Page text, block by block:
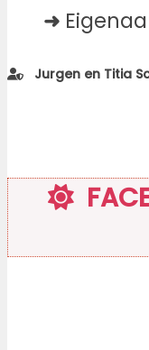
➜
Jurgen en Titia